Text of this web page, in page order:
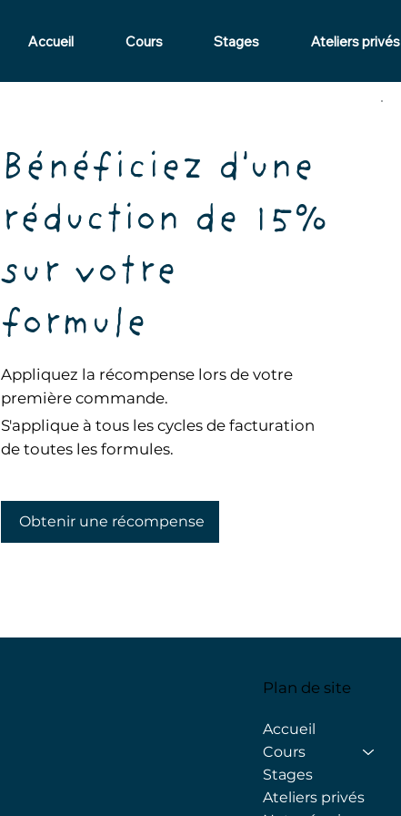
Accueil Cours Stages Ateliers privés
Bénéficiez d'une
réduction de 15%
sur votre
formule
Appliquez la récompense lors de votre
première commande.
Obtenir une récompense
S'applique à tous les cycles de facturation
de toutes les formules.
Plan de site
Accueil
Cours
Stages
Ateliers privés